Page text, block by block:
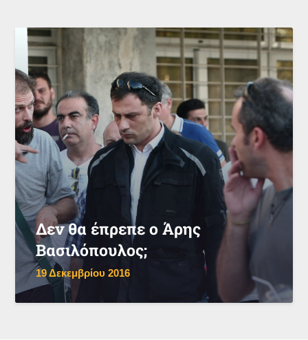
Δεν θα έπρεπε ο Άρης
Βασιλόπουλος;
19 Δεκεμβρίου 2016